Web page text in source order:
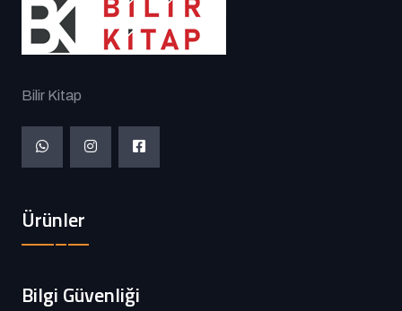
Bilir Kitap
Ürünler
Bilgi Güvenliği